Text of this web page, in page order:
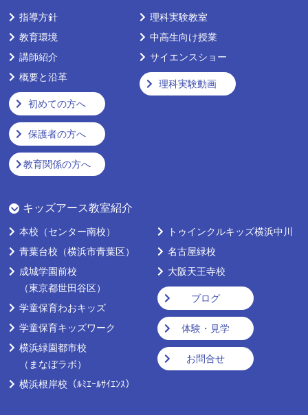
指導方針
教育環境
講師紹介
概要と沿革
初めての方へ
保護者の方へ
教育関係の方へ
理科実験教室
中高生向け授業
サイエンスショー
理科実験動画
キッズアース教室紹介
本校 （センター南校）
青葉台校 （横浜市青葉区）
成城学園前校
（東京都世田谷区）
学童保育わおキッズ
学童保育キッズワーク
横浜緑園都市校
（まなぼラボ）
横浜根岸校 （ﾙﾐｴｰﾙｻｲｴﾝｽ）
トゥインクルキッズ横浜中川
名古屋緑校
大阪天王寺校
ブログ
体験・見学
お問合せ